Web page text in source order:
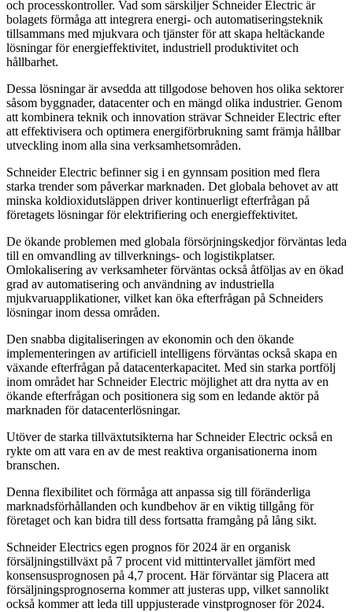
och processkontroller. Vad som särskiljer Schneider Electric är
bolagets förmåga att integrera energi- och automatiseringsteknik
tillsammans med mjukvara och tjänster för att skapa heltäckande
lösningar för energieffektivitet, industriell produktivitet och
hållbarhet.
Dessa lösningar är avsedda att tillgodose behoven hos olika sektorer
såsom byggnader, datacenter och en mängd olika industrier. Genom
att kombinera teknik och innovation strävar Schneider Electric efter
att effektivisera och optimera energiförbrukning samt främja hållbar
utveckling inom alla sina verksamhetsområden.
Schneider Electric befinner sig i en gynnsam position med flera
starka trender som påverkar marknaden. Det globala behovet av att
minska koldioxidutsläppen driver kontinuerligt efterfrågan på
företagets lösningar för elektrifiering och energieffektivitet.
De ökande problemen med globala försörjningskedjor förväntas leda
till en omvandling av tillverknings- och logistikplatser.
Omlokalisering av verksamheter förväntas också åtföljas av en ökad
grad av automatisering och användning av industriella
mjukvaruapplikationer, vilket kan öka efterfrågan på Schneiders
lösningar inom dessa områden.
Den snabba digitaliseringen av ekonomin och den ökande
implementeringen av artificiell intelligens förväntas också skapa en
växande efterfrågan på datacenterkapacitet. Med sin starka portfölj
inom området har Schneider Electric möjlighet att dra nytta av en
ökande efterfrågan och positionera sig som en ledande aktör på
marknaden för datacenterlösningar.
Utöver de starka tillväxtutsikterna har Schneider Electric också en
rykte om att vara en av de mest reaktiva organisationerna inom
branschen.
Denna flexibilitet och förmåga att anpassa sig till föränderliga
marknadsförhållanden och kundbehov är en viktig tillgång för
företaget och kan bidra till dess fortsatta framgång på lång sikt.
Schneider Electrics egen prognos för 2024 är en organisk
försäljningstillväxt på 7 procent vid mittintervallet jämfört med
konsensusprognosen på 4,7 procent. Här förväntar sig Placera att
försäljningsprognoserna kommer att justeras upp, vilket sannolikt
också kommer att leda till uppjusterade vinstprognoser för 2024.